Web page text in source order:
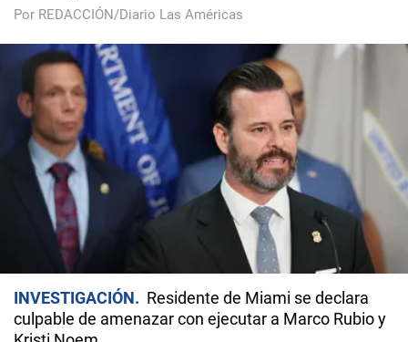
Por REDACCIÓN/Diario Las Américas
INVESTIGACIÓN
Residente de Miami se declara
culpable de amenazar con ejecutar a Marco Rubio y